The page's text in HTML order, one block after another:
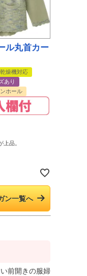
ル丸首カー
乾燥機対応
あり
ホール
品。
ン一覧へ
前開きの服婦